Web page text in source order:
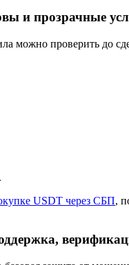
и прозрачные
проверить до
USDT через СБП,